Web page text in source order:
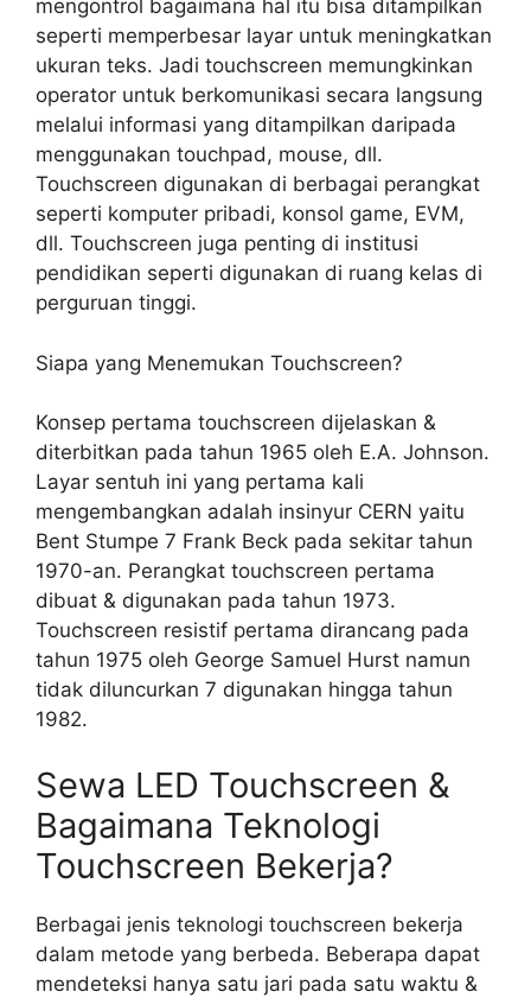
mengontrol bagaimana hal itu bisa ditampilkan
seperti memperbesar layar untuk meningkatkan
ukuran teks. Jadi touchscreen memungkinkan
operator untuk berkomunikasi secara langsung
melalui informasi yang ditampilkan daripada
menggunakan touchpad, mouse, dll.
Touchscreen digunakan di berbagai perangkat
seperti komputer pribadi, konsol game, EVM,
dll. Touchscreen juga penting di institusi
pendidikan seperti digunakan di ruang kelas di
perguruan tinggi.
Siapa yang Menemukan Touchscreen?
Konsep pertama touchscreen dijelaskan &
diterbitkan pada tahun 1965 oleh E.A. Johnson.
Layar sentuh ini yang pertama kali
mengembangkan adalah insinyur CERN yaitu
Bent Stumpe 7 Frank Beck pada sekitar tahun
1970-an. Perangkat touchscreen pertama
dibuat & digunakan pada tahun 1973.
Touchscreen resistif pertama dirancang pada
tahun 1975 oleh George Samuel Hurst namun
tidak diluncurkan 7 digunakan hingga tahun
1982.
Sewa LED Touchscreen &
Bagaimana Teknologi
Touchscreen Bekerja?
Berbagai jenis teknologi touchscreen bekerja
dalam metode yang berbeda. Beberapa dapat
mendeteksi hanya satu jari pada satu waktu &